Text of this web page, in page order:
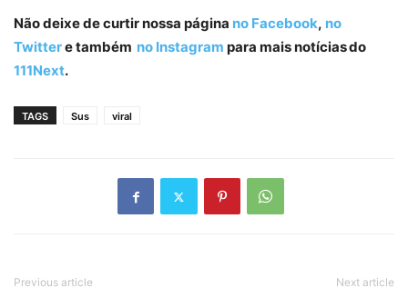
Não deixe de curtir nossa página no Facebook, no
Twittere também no Instagram para mais notícias do
111Next.
TAGS Sus viral
Previous article Next article